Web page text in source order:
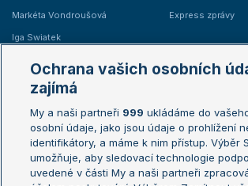
Markéta Vondroušová
Iga Swiatek
Express zprávy
Žebříčky
Žebříček ATP (muži)
Žebříček WTA (ženy)
Sázkařský žebříček
Australian Open
French Open
Wimbledon
US Open
Ochrana vašich osobních
zajímá
My a naši partneři 999 ukládáme do
osobní údaje, jako jsou údaje o prohlížení
identifikátory, a máme k nim přístup. Výběr
umožňuje, aby sledovací technologie
uvedené v části My a naši partneři